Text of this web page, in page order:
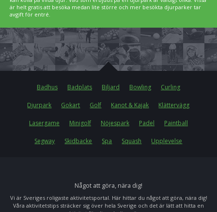
är helt gratis att besöka medan lite större och mer besökta djurparker tar
avgift för entré.
Badhus Badplats Biljard Bowling Curling
Djurpark Gokart Golf Kanot & Kajak Klättervägg
Lasergame Minigolf Nöjespark Padel Paintball
Segway Skidbacke Spa Squash Upplevelse
Något att göra, nära dig!
Vi är Sveriges roligaste aktivitetsportal. Här hittar du något att göra, nära dig!
Våra aktivitetstips sträcker sig över hela Sverige och det är lätt att hitta en